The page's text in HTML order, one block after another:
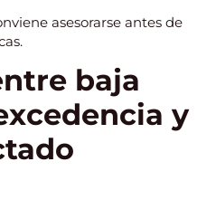
asesorarse antes de
baja
y